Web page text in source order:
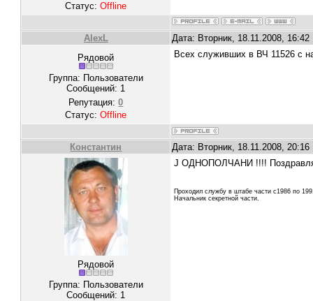
Статус:Offline
AlexL
Дата: Вторник, 18.11.2008,
Рядовой
Группа: Пользователи
Сообщений: 1
Репутация:0
Статус:Offline
Всех служивших в ВЧ 11526 с
Константин Дата: Вторник, 18.11.2008,
Рядовой
Группа: Пользователи
Сообщений: 1
J ОДНОПОЛЧАНИ !!!!
Проходил службу в штабе части с1986 по
Начальник секретной части.